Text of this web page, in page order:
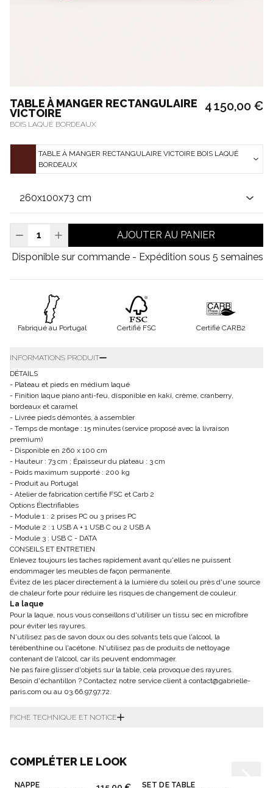
TABLE À MANGER RECTANGULAIRE
VICTOIRE
BOIS LAQUÉ BORDEAUX
4 150,00 €
TABLE À MANGER RECTANGULAIRE VICTOIRE BOIS LAQUÉ
BORDEAUX
AJOUTER AU PANIER
Disponible sur commande - Expédition sous 5 semaines
Fabriqué au Portugal Certifié FSC Certifié CARB2
INFORMATIONS PRODUIT
DÉTAILS
- Plateau et pieds en médium laqué
- Finition laque piano anti-feu, disponible en kaki, crème, cranberry,
bordeaux et caramel
- Livrée pieds démontés, à assembler
- Temps de montage : 15 minutes (service proposé avec la livraison
premium)
- Disponible en 260 x 100 cm
- Hauteur : 73 cm ; Épaisseur du plateau : 3 cm
- Poids maximum supporté : 200 kg
- Produit au Portugal
- Atelier de fabrication certifié FSC et Carb 2
Options Électrifiables
- Module 1 : 2 prises PC ou 3 prises PC
- Module 2 : 1 USB A + 1 USB C ou 2 USB A
- Module 3 : USB C - DATA
CONSEILS ET ENTRETIEN
Enlevez toujours les taches rapidement avant qu'elles ne puissent
endommager les meubles de façon permanente.
Évitez de les placer directement à la lumière du soleil ou près d'une source
de chaleur forte pour réduire les risques de changement de couleur.
La laque
Pour la laque, nous vous conseillons d'utiliser un tissu sec en microfibre
pour éviter les rayures.
N'utilisez pas de savon doux ou des solvants tels que l'alcool, la
térébenthine ou l'acétone. N'utilisez pas de produits de nettoyage
contenant de l'alcool, car ils peuvent endommager.
Ne pas faire glisser d'objets sur la table, cela provoque des rayures.
Besoin d'échantillon ? Contactez notre service client à contact@gabrielle-
paris.com ou au 03.66.97.97.72.
FICHE TECHNIQUE ET NOTICE
COMPLÉTER LE LOOK
NAPPE
SET DE TABLE